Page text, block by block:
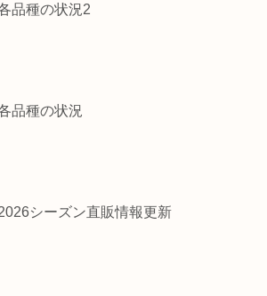
品種の状況2
品種の状況
シーズン直販情報更新